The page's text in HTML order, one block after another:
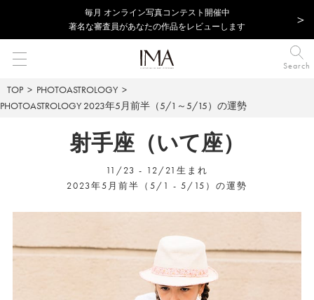
毎⽉ オンライン写真コンテスト開催中
著名な審査員があなたの作品をレビューします
Search
TOP
PHOTOASTROLOGY
PHOTOASTROLOGY 2023年5月前半（5/1～5/15）の運勢
射手座（いて座）
11/23 - 12/21生まれ
2023年5月前半（5/1 - 5/15）の運勢